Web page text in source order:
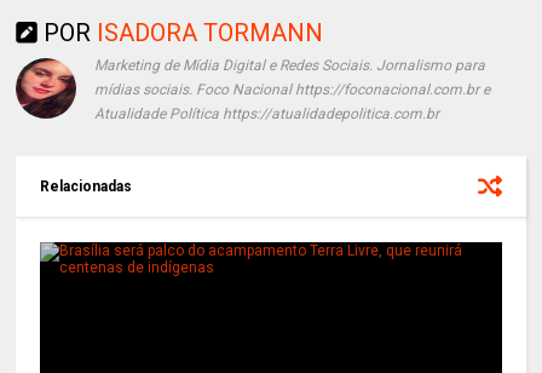
POR ISADORA TORMANN
Marketing de Mídia Digital e Redes Sociais. Jornalismo para
mídias sociais. Foco Nacional https://foconacional.com.br e
Atualidade Política https://atualidadepolitica.com.br
Relacionadas